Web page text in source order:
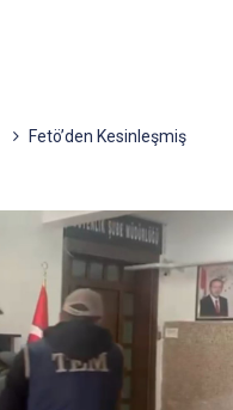
Fetö’den Kesinleşmiş